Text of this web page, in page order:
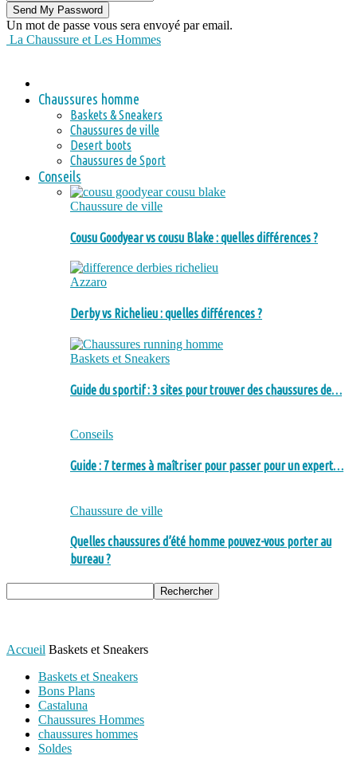
Un mot de passe vous sera envoyé par email.
La Chaussure et Les Hommes
Chaussures homme
Baskets & Sneakers
Chaussures de ville
Desert boots
Chaussures de Sport
Conseils
Chaussure de ville
Cousu Goodyear vs cousu Blake : quelles différences ?
Azzaro
Derby vs Richelieu : quelles différences ?
Baskets et Sneakers
Guide du sportif : 3 sites pour trouver des chaussures de…
Conseils
Guide : 7 termes à maîtriser pour passer pour un expert…
Chaussure de ville
Quelles chaussures d’été homme pouvez-vous porter au
bureau ?
Accueil Baskets et Sneakers
Baskets et Sneakers
Bons Plans
Castaluna
Chaussures Hommes
chaussures hommes
Soldes